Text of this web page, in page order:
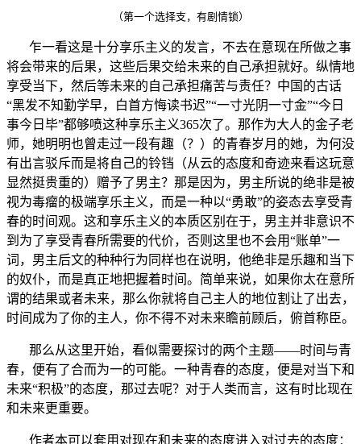
（第一个选择支，有剧情锁）
乍一看这是十分享乐主义的发言，不去在意现在所做之事
将会带来的后果，这些后果交给未来的自己承担就好。纵情地
享受当下，然后等未来的自己承担痛苦与责任？中国的古话
“黑发不知勤学早，白首方悔读书迟”“一寸光阴一寸金”“今日
事今日毕”都够喷这种享乐主义365次了。那作为大人的金子老
师，她明明也曾走过一段有趣（？）的青春岁月的她，为何没
有出言驳斥而是将自己的铃铛（从云的态度和奇迹来看这玩意
显然挺贵重的）赠予了男主？那是因为，男主所说的绝非是被
视为毒瘤的极端享乐主义，而是一种以“勇敢”的姿态去享受青
春的时间观。这和享乐主义的本质区别在于，男主并非意识不
到为了享受青春所需要的代价，否则这里也不会用“账单”一
词，男主后文的种种行为同样也在说明，他绝非是乐趣和当下
的奴仆，而是真正地把握着时间。简单来说，如果你太在意所
谓的结果或者未来，那么你就将自己主人的地位割让了出去，
时间成为了你的主人，你不得不对未来瞻前顾后，俯首称臣。
那么从这里开始，看似需要探讨的两个主题——时间与青
春，便有了合而为一的可能。一种青春的态度，便是对当下和
未来“积极”的态度，那过去呢？对于人类而言，这有时比现在
和未来更重要。
作者本可以套用对现在和未来的态度进入对过去的态度：